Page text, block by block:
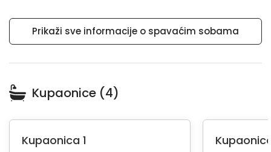
Prikaži sve informacije o spavaćim sobama
Kupaonice (4)
Kupaonica 1